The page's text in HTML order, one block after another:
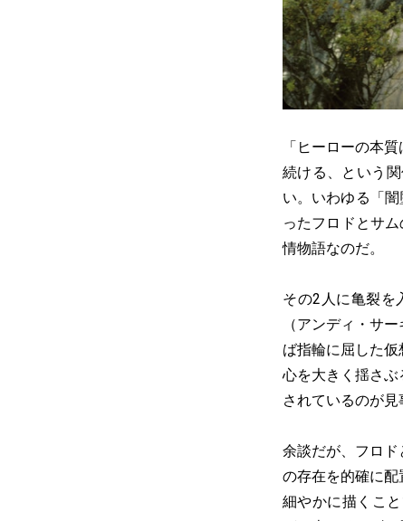
「ヒーローの本
続ける、という
い。いわゆる「
ったフロドとサ
情物語なのだ。
その2人に亀裂を
（アンディ・サ
ば指輪に屈した
心を大きく揺さ
されているのが見
余談だが、フロ
の存在を的確に
細やかに描くこ